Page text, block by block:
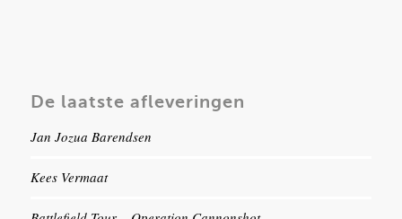
De laatste afleveringen
Jan Jozua Barendsen
Kees Vermaat